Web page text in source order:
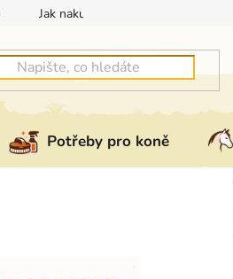
Jak nakupovat
Potřeby pro koně